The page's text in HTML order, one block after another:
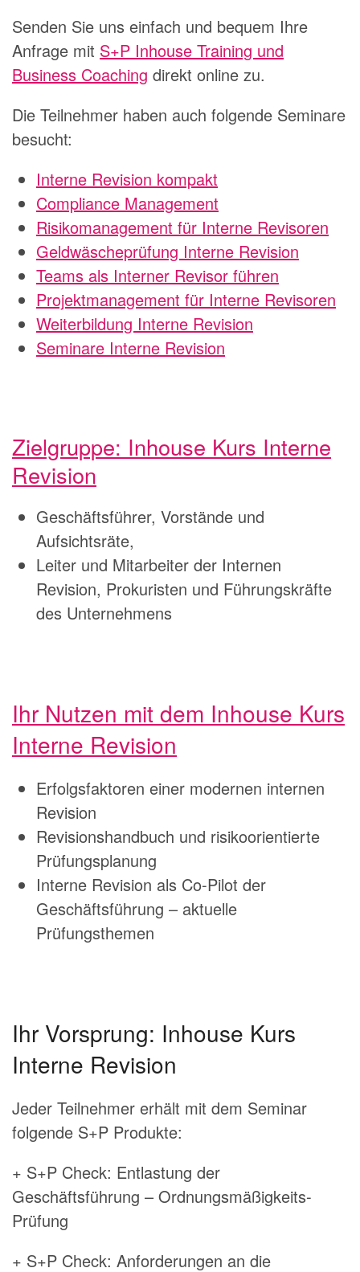
Senden Sie uns einfach und bequem Ihre
Anfrage mit S+P Inhouse Training und
Business Coaching direkt online zu.
Die Teilnehmer haben auch folgende Seminare
besucht:
Interne Revision kompakt
Compliance Management
Risikomanagement für Interne Revisoren
Geldwäscheprüfung Interne Revision
Teams als Interner Revisor führen
Projektmanagement für Interne Revisoren
Weiterbildung Interne Revision
Seminare Interne Revision
Zielgruppe: Inhouse Kurs Interne
Revision
Geschäftsführer, Vorstände und
Aufsichtsräte,
Leiter und Mitarbeiter der Internen
Revision, Prokuristen und Führungskräfte
des Unternehmens
Ihr Nutzen mit dem Inhouse Kurs
Interne Revision
Erfolgsfaktoren einer modernen internen
Revision
Revisionshandbuch und risikoorientierte
Prüfungsplanung
Interne Revision als Co-Pilot der
Geschäftsführung – aktuelle
Prüfungsthemen
Ihr Vorsprung: Inhouse Kurs
Interne Revision
Jeder Teilnehmer erhält mit dem Seminar
folgende S+P Produkte:
+ S+P Check: Entlastung der
Geschäftsführung – Ordnungsmäßigkeits-
Prüfung
+ S+P Check: Anforderungen an die